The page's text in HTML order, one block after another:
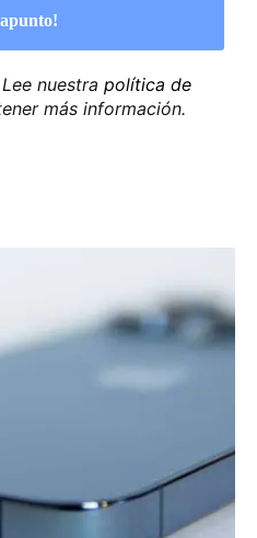
nuestra política de
más información.